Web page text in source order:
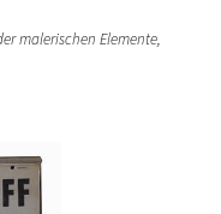
malerischen Elemente,